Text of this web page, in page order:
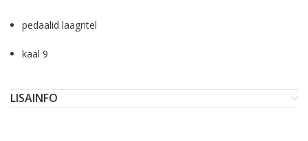
pedaalid laagritel
kaal 9
LISAINFO